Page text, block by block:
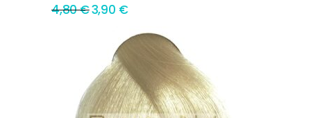
4,80€3,90 €